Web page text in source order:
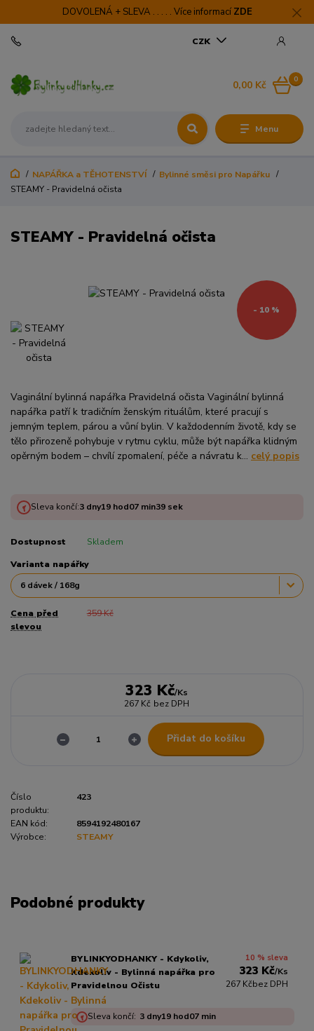
DOVOLENÁ + SLEVA . . . . . Více informací ZDE
Menu
CZK
0
0,00 Kč
NAPÁŘKA a TĚHOTENSTVÍ
Bylinné směsi pro Napářku
STEAMY - Pravidelná očista
STEAMY - Pravidelná očista
- 10 %
Vaginální bylinná napářka Pravidelná očista Vaginální bylinná
napářka patří k tradičním ženským rituálům, které pracují s
jemným teplem, párou a vůní bylin. V každodenním životě, kdy se
tělo přirozeně pohybuje v rytmu cyklu, může být napářka klidným
opěrným bodem – chvílí zpomalení, péče a návratu k... celý popis
Sleva končí:3 dny19hod07min38sek
Dostupnost Skladem
Varianta napářky
Cena před
slevou
359 Kč
323 Kč/Ks
267 Kč bez DPH
Přidat do košíku
Číslo
produktu:
423
EAN kód:
8594192480167
Výrobce:
STEAMY
Podobné produkty
BYLINKYODHANKY - Kdykoliv,
Kdekoliv - Bylinná napářka pro
Pravidelnou Očistu
10 % sleva
323 Kč/Ks
267 Kčbez DPH
Sleva končí: 3 dny19hod07min